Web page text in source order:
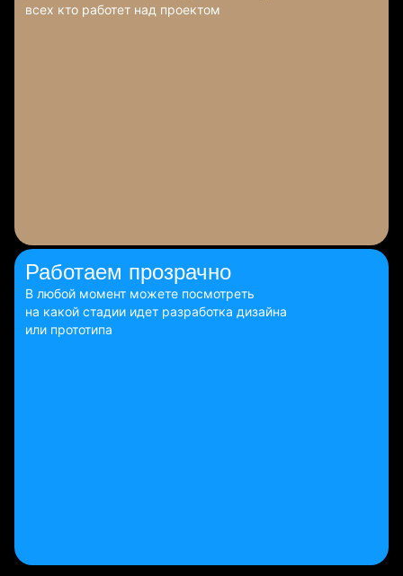
всех кто работет над проектом
Работаем прозрачно
В любой момент можете посмотреть
на какой стадии идет разработка дизайна
или прототипа